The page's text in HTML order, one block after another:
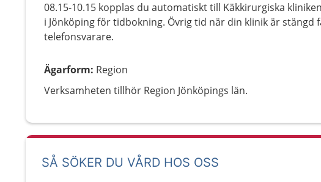
08.15-10.15 kopplas du automatiskt till Käkkirurgiska
i Jönköping för tidbokning. Övrig tid när din klinik är
telefonsvarare.
Ägarform: Region
Verksamheten tillhör Region Jönköpings län.
SÅ SÖKER DU VÅRD HOS OSS